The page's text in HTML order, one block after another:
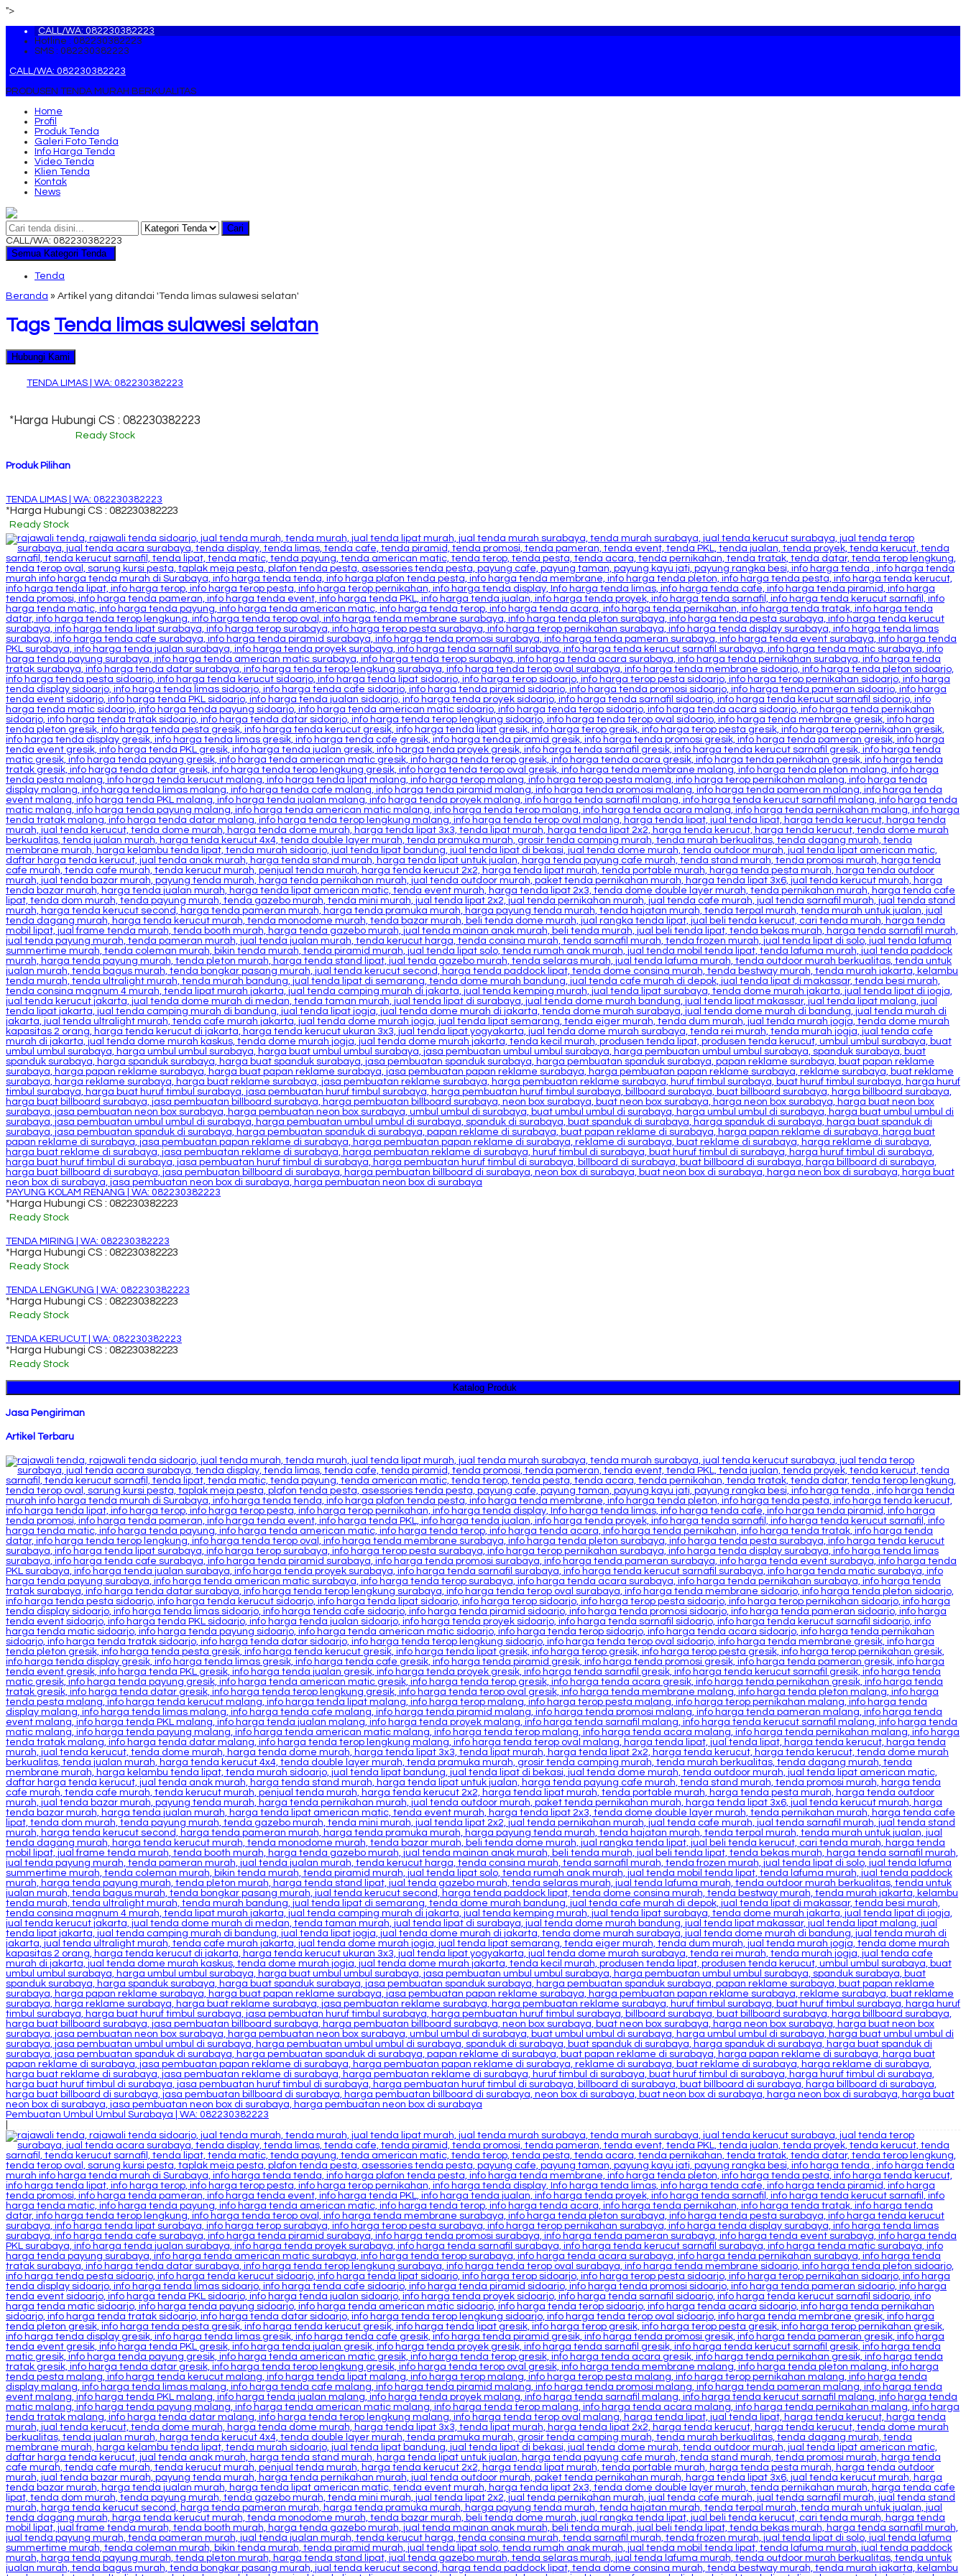
">
CALL/WA: 082230382223
Hotline : 082230382223
SMS : 082230382223
CALL/WA: 082230382223
PRODUSEN TENDA MURAH BERKUALITAS
Home
Profil
Produk Tenda
Galeri Foto Tenda
Info Harga Tenda
Video Tenda
Klien Tenda
Kontak
News
Cari
CALL/WA: 082230382223
Semua Kategori Tenda
Tenda
Beranda » Artikel yang ditandai 'Tenda limas sulawesi selatan'
Tags Tenda limas sulawesi selatan
Hubungi Kami
TENDA LIMAS | WA: 082230382223
*Harga Hubungi CS : 082230382223
Ready Stock
Produk Pilihan
TENDA LIMAS | WA: 082230382223
*Harga Hubungi CS : 082230382223
Ready Stock
PAYUNG KOLAM RENANG | WA: 082230382223
*Harga Hubungi CS : 082230382223
Ready Stock
TENDA MIRING | WA: 082230382223
*Harga Hubungi CS : 082230382223
Ready Stock
TENDA LENGKUNG | WA: 082230382223
*Harga Hubungi CS : 082230382223
Ready Stock
TENDA KERUCUT | WA: 082230382223
*Harga Hubungi CS : 082230382223
Ready Stock
Katalog Produk
Jasa Pengiriman
Artikel Terbaru
Pembuatan Umbul Umbul Surabaya | WA: 082230382223